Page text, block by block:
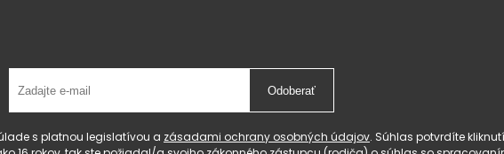
Odoberať
s platnou legislatívou a zásadami ochrany osobných údajov. Súhlas potvrdíte